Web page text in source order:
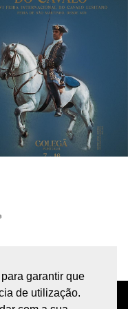
garantir que
de utilização.